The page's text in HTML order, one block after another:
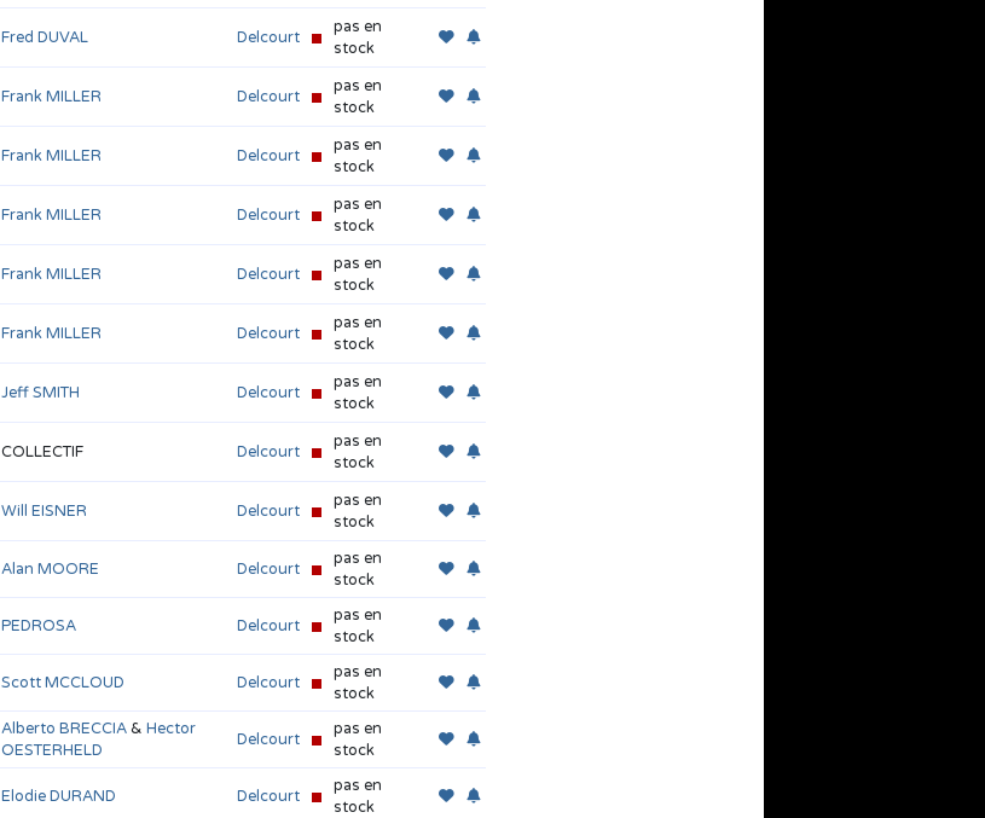
Fred DUVAL Delcourt
pas en
stock
Frank MILLER Delcourt
pas en
stock
Frank MILLER Delcourt
pas en
stock
Frank MILLER Delcourt
pas en
stock
Frank MILLER Delcourt
pas en
stock
Frank MILLER Delcourt
pas en
stock
Jeff SMITH Delcourt
pas en
stock
COLLECTIF Delcourt
pas en
stock
Will EISNER Delcourt
pas en
stock
Alan MOORE Delcourt
pas en
stock
PEDROSA Delcourt
pas en
stock
Scott MCCLOUD Delcourt
pas en
stock
Alberto BRECCIA& Hector
OESTERHELD
Delcourt
pas en
stock
Elodie DURAND Delcourt
pas en
stock